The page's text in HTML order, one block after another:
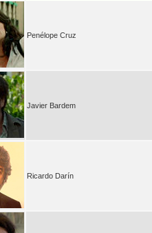
Penélope Cruz
Javier Bardem
Ricardo Darín